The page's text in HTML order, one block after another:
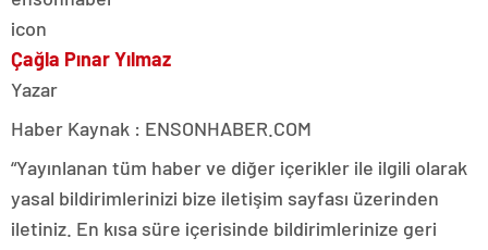
Çağla Pınar Yılmaz
Yazar
Haber Kaynak : ENSONHABER.COM
“Yayınlanan tüm haber ve diğer içerikler ile ilgili olarak
yasal bildirimlerinizi bize iletişim sayfası üzerinden
iletiniz. En kısa süre içerisinde bildirimlerinize geri